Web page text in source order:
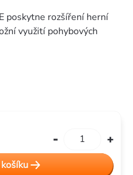
poskytne rozšíření herní
využití pohybových